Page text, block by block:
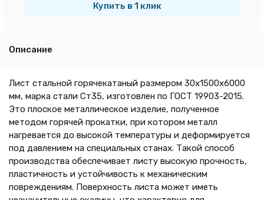
Купить в 1 клик
Описание
Лист стальной горячекатаный размером 30х1500х6000
мм, марка стали Ст35, изготовлен по ГОСТ 19903-2015.
Это плоское металлическое изделие, полученное
методом горячей прокатки, при котором металл
нагревается до высокой температуры и деформируется
под давлением на специальных станах. Такой способ
производства обеспечивает листу высокую прочность,
пластичность и устойчивость к механическим
повреждениям. Поверхность листа может иметь